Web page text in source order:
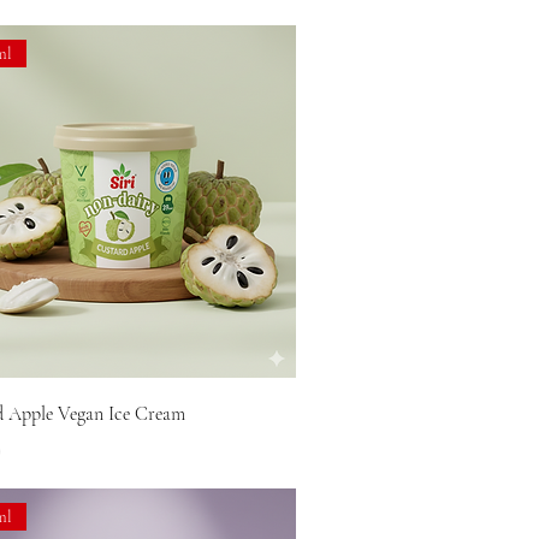
Apple Vegan Ice Cream